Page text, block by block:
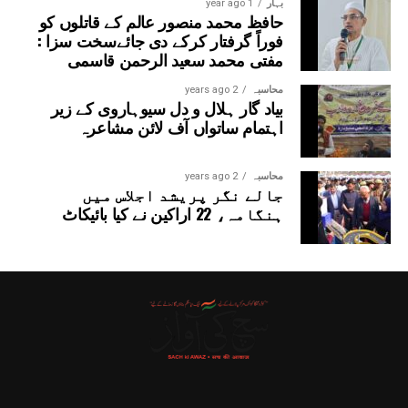
بہار 1 year ago
حافظ محمد منصور عالم کے قاتلوں کو
فوراً گرفتار کرکے دی جائےسخت سزا :
مفتی محمد سعید الرحمن قاسمی
محاسبہ 2 years ago
بیاد گار ہلال و دل سیوہاروی کے زیر
اہتمام ساتواں آف لائن مشاعرہ
محاسبہ 2 years ago
جالے نگر پریشد اجلاس میں
ہنگامہ، 22 اراکین نے کیا بائیکاٹ